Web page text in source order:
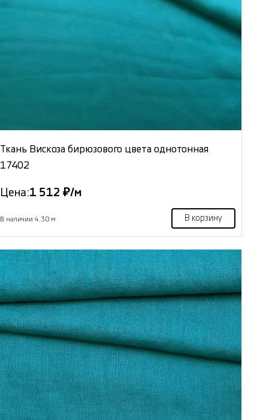
Ткань Вискоза бирюзового цвета однотонная
17402
Цена:1 512 ₽/м
В наличии 4.30 м В корзину